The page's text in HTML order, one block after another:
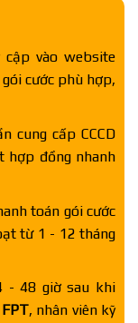
cập vào website
cước phù hợp,
cung cấp CCCD
hợp đồng nhanh
toán gói cước
từ 1 - 12 tháng
- 48 giờ sau khi
, nhân viên kỹ